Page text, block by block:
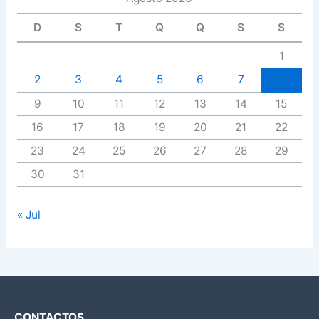
D S T Q Q S S
1
2
3 4 5 6 7
9
10 11 12 13 14
15
16
17 18 19 20 21
22
23
24 25 26 27 28
29
30
31
« Jul